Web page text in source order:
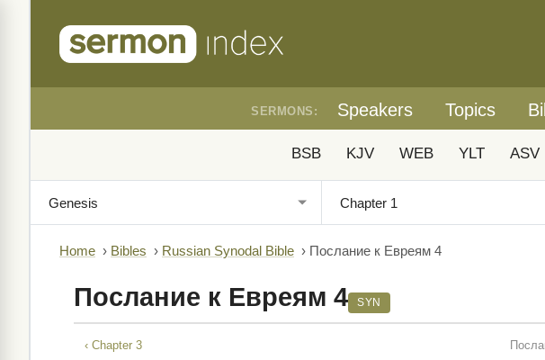
SERMONS: Speakers Topics
BSB KJV WEB YLT ASV
Home › Bibles › Russian Synodal Bible › Послание к Евреям 4
Послание к Евреям 4 SYN
‹ Chapter 3